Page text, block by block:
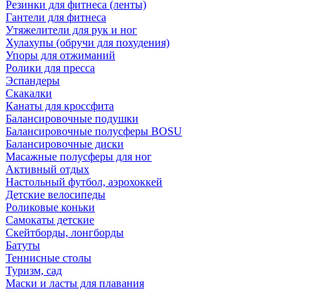
Резинки для фитнеса (ленты)
Гантели для фитнеса
Утяжелители для рук и ног
Хулахупы (обручи для похудения)
Упоры для отжиманий
Ролики для пресса
Эспандеры
Скакалки
Канаты для кроссфита
Балансировочные подушки
Балансировочные полусферы BOSU
Балансировочные диски
Масажные полусферы для ног
Активный отдых
Настольный футбол, аэрохоккей
Детские велосипеды
Роликовые коньки
Самокаты детские
Скейтборды, лонгборды
Батуты
Теннисные столы
Туризм, сад
Маски и ласты для плавания